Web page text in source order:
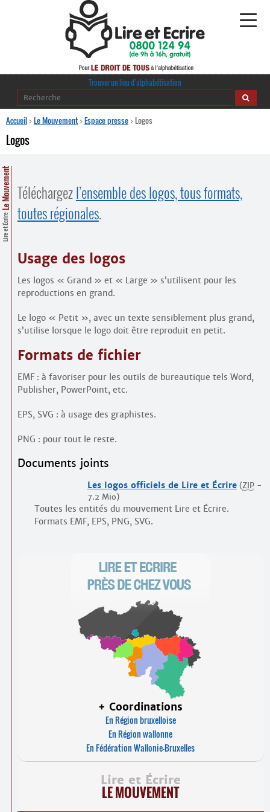
Alphabétisation
Regards croisés
Bienvenue en Belgique
Trouver un lieu d’alphabétisation
Accueil>Le Mouvement>Espace presse>Logos
Logos
Lire et Écrire
Le Mouvement Téléchargezl’ensemble des logos, tous formats,
toutes régionales.
Usage des logos
Les logos « Grand » et « Large » s’utilisent pour les
reproductions en grand.
Le logo « Petit », avec un texte sensiblement plus grand,
s’utilise lorsque le logo doit être reproduit en petit.
Formats de fichier
EMF : à favoriser pour les outils de bureautique tels Word,
Publisher, PowerPoint, etc.
EPS, SVG : à usage des graphistes.
PNG : pour tout le reste.
Documents joints
Les logos officiels de Lire et Écrire (ZIP-
7.2 Mio)
Toutes les entités du mouvement Lire et Écrire.
Formats EMF, EPS, PNG, SVG.
+ Coordinations
En Région bruxelloise
En Région wallonne
En Fédération Wallonie-Bruxelles
Lire et Écrire
LE MOUVEMENT